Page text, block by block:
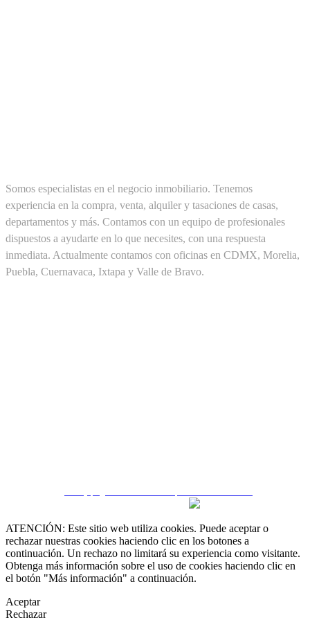
Somos especialistas en el negocio inmobiliario. Tenemos
experiencia en la compra, venta, alquiler y tasaciones de casas,
departamentos y más. Contamos con un equipo de profesionales
dispuestos a ayudarte en lo que necesites, con una respuesta
inmediata. Actualmente contamos con oficinas en CDMX, Morelia,
Puebla, Cuernavaca, Ixtapa y Valle de Bravo.
ATENCIÓN: Este sitio web utiliza cookies. Puede aceptar o
rechazar nuestras cookies haciendo clic en los botones a
continuación. Un rechazo no limitará su experiencia como visitante.
Obtenga más información sobre el uso de cookies haciendo clic en
el botón "Más información" a continuación.
Aceptar
Rechazar